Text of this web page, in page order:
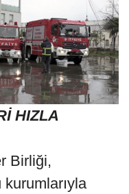
HIZLA
Birliği,